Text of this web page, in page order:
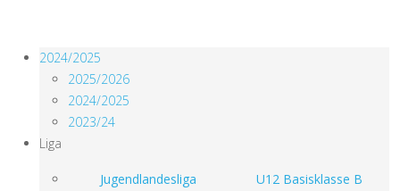
2024/2025
2025/2026
2024/2025
2023/24
Liga
Jugendlandesliga
U12 Basisklasse B